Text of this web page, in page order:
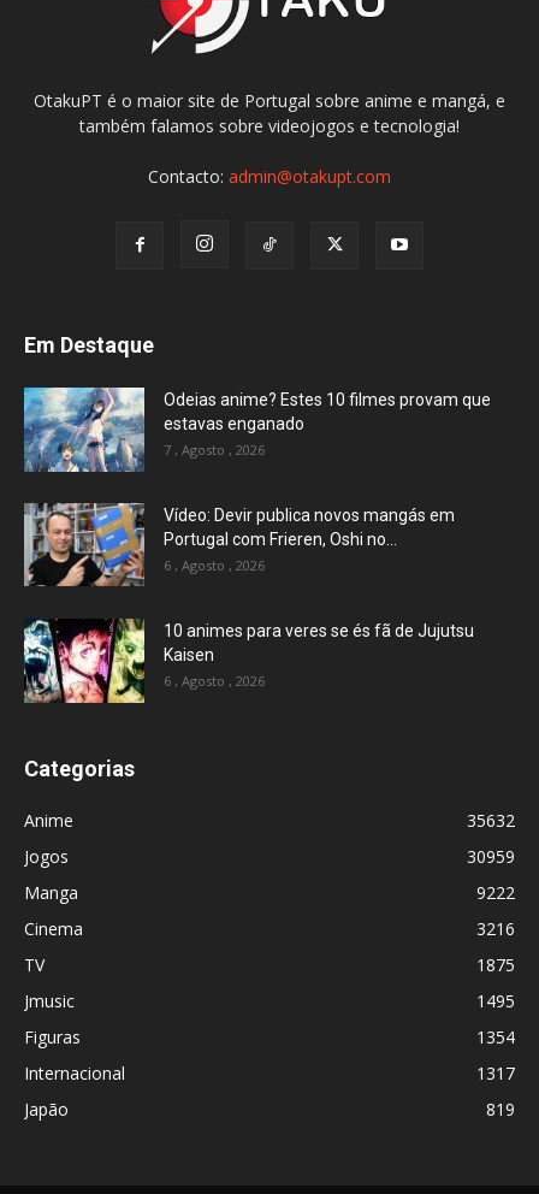
OtakuPT é o maior site de Portugal sobre anime e mangá, e
também falamos sobre videojogos e tecnologia!
Contacto: admin@otakupt.com
Em Destaque
Odeias anime? Estes 10 filmes provam que
estavas enganado
7 , Agosto , 2026
Vídeo: Devir publica novos mangás em
Portugal com Frieren, Oshi no...
6 , Agosto , 2026
10 animes para veres se és fã de Jujutsu
Kaisen
6 , Agosto , 2026
Categorias
Anime
35632
Jogos
30959
Manga
9222
Cinema
3216
TV
1875
Jmusic
1495
Figuras
1354
Internacional
1317
Japão
819